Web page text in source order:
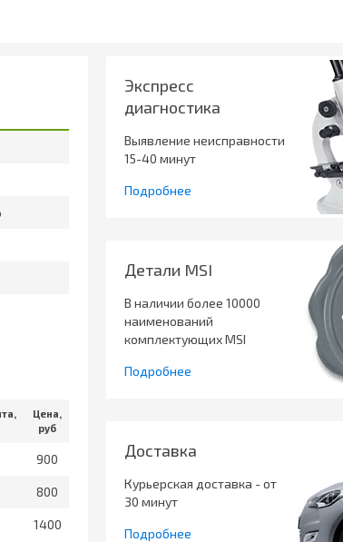
Цена,
руб
900
800
1400
Экспресс
диагностика
Выявление неисправности
15-40 минут
Подробнее
Детали MSI
В наличии более 10000
наименований
комплектующих MSI
Подробнее
Доставка
Курьерская доставка - от
30 минут
Подробнее